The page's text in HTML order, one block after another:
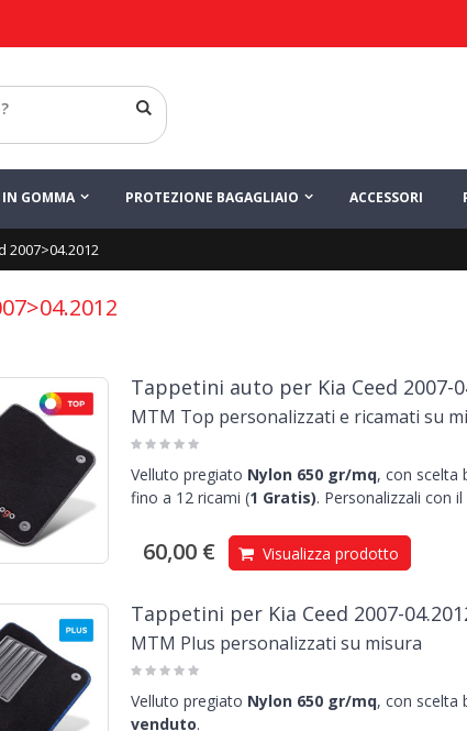
GOMMA PROTEZIONE BAGAGLIAIO ACCESSORI
2007>04.2012
Tappetini auto per Kia Ceed 2007-
MTM Top personalizzati e ricamati su
Velluto pregiato Nylon 650 gr/mq, con scelta
fino a 12 ricami (1 Gratis). Personalizzali con
60,00 € Visualizza prodotto
Tappetini per Kia Ceed 2007-
MTM Plus personalizzati su misura
Velluto pregiato Nylon 650 gr/mq, con scelta
venduto.